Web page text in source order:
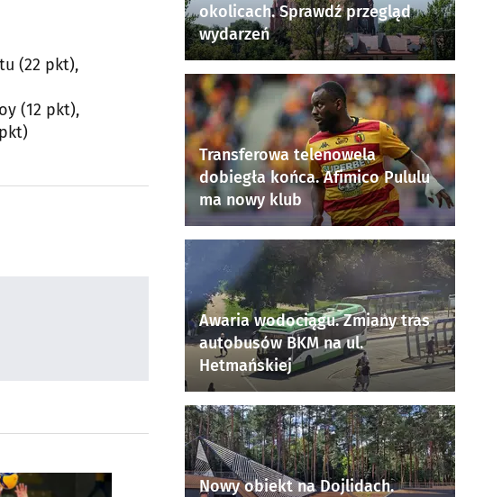
(22 pkt),
(12 pkt),
okolicach. Sprawdź przegląd
wydarzeń
Transferowa telenowela
dobiegła końca. Afimico Pululu
ma nowy klub
Awaria wodociągu. Zmiany tras
autobusów BKM na ul.
Hetmańskiej
Nowy obiekt na Dojlidach.